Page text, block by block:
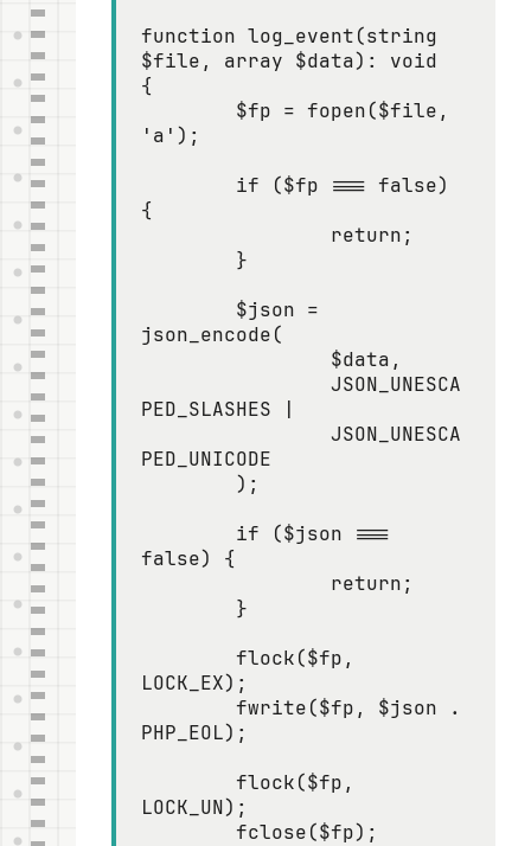
function log_event(string
$file, array $data): void
{
'a');
{
json_encode(
PED_SLASHES |
PED_UNICODE
false) {
LOCK_EX);
PHP_EOL);
LOCK_UN);